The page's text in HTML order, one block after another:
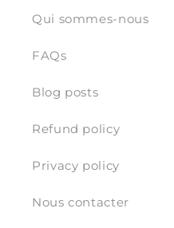
Qui sommes-nous
FAQs
Blog posts
Refund policy
Privacy policy
Nous contacter